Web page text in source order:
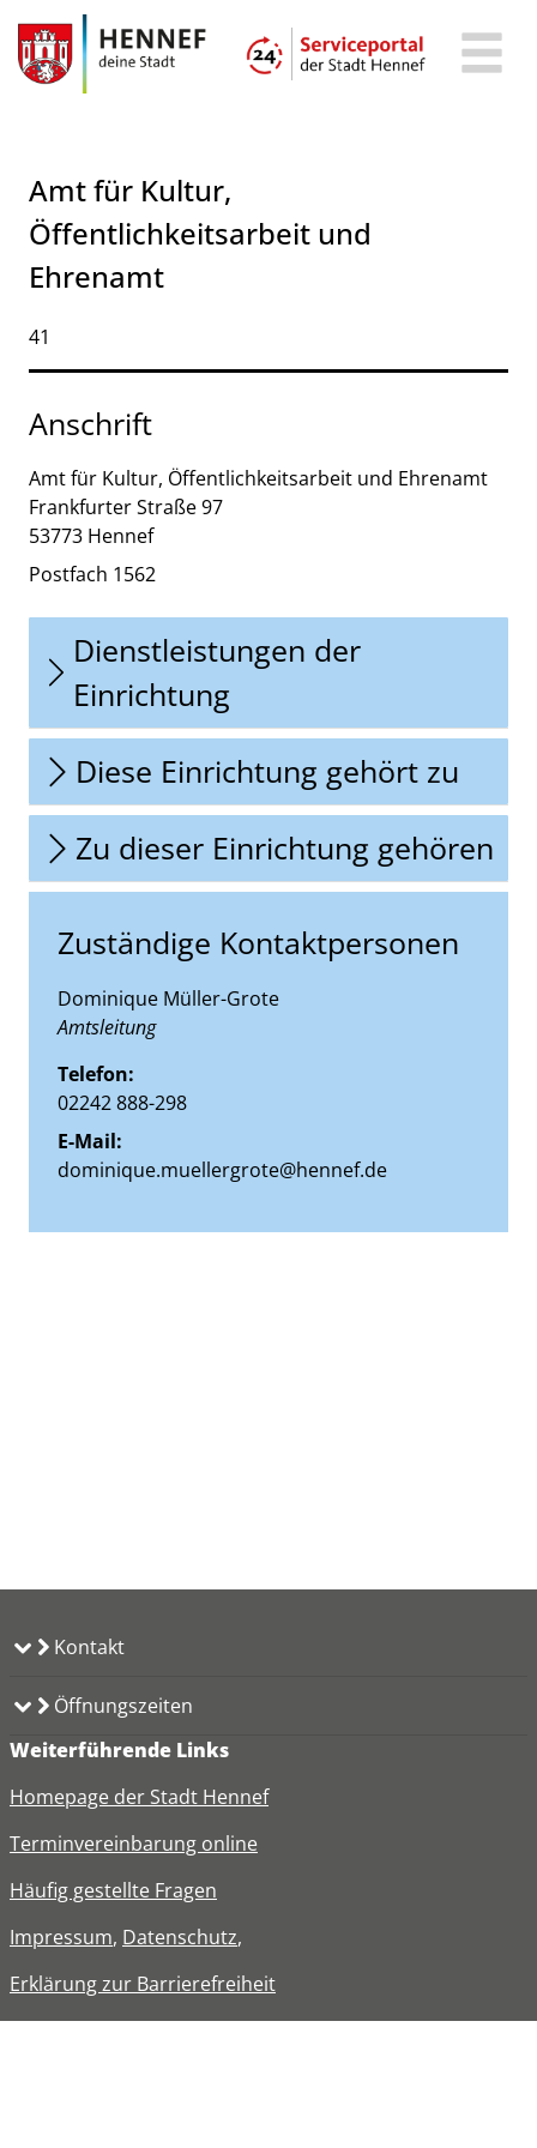
Zum Hauptinhalt springen
Zum Header
Zum Hauptinhalt
Zum Footer
Amt für Kultur,
Öffentlichkeitsarbeit und
Ehrenamt
Kurzbezeichnung
41
Anschrift
Amt für Kultur, Öffentlichkeitsarbeit und Ehrenamt
Frankfurter Straße97
53773 Hennef
Postfach 1562
Dienstleistungen der
Einrichtung
Diese Einrichtung gehört zu
Zu dieser Einrichtung gehören
Zuständige Kontaktpersonen
Dominique Müller-Grote
Position:
Amtsleitung
Telefon:
02242 888-298
E-Mail:
dominique.muellergrote@hennef.de
Kontakt
Öffnungszeiten
Weiterführende Links
Homepage der Stadt Hennef
Terminvereinbarung online
Häufig gestellte Fragen
Impressum, Datenschutz,
Erklärung zur Barrierefreiheit